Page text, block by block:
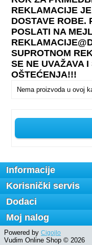
REKLAMACIJE
DOSTAVE ROBE.
POSLATI NA
SUPROTNOM
SE NE UVAŽAVA
OŠTEĆENJA!!!
Nema proizvoda u ovoj
Informacije
Korisnički servis
Dodaci
Moj nalog
Powered by Cigojlo
Vudim Online Shop © 2026